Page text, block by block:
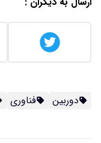
دوربین فناوری